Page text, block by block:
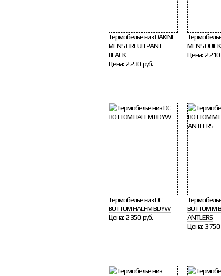
Термобелье низ DAKINE
MENS CIRCUIT PANT
BLACK
Цена: 2 230 руб.
MENS
Цена: 2 210
Термобелье низ DC
BOTTOM HALF M BDYW
Цена: 2 350 руб.
BOTTOM M
ANTLERS
Цена: 3 750